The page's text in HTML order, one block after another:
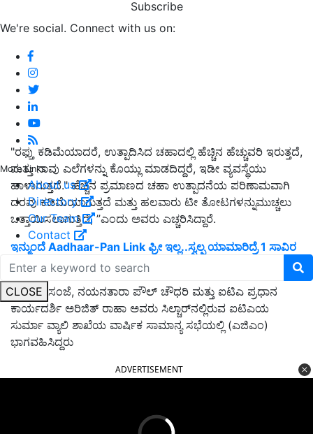
Subscribe
We're social. Connect with us on:
More Links
About us
Directory
Our Team
Contact
CLOSE
"ರಫ್ತು ಕಡಿಮೆಯಾದರೆ, ಉತ್ಪಾದಿಸಿದ ಚಹಾದಲ್ಲಿ ಹೆಚ್ಚಿನ ಹೆಚ್ಚುವರಿ ಇರುತ್ತದೆ,
ಮತ್ತು ನಾವು ಎಲೆಗಳನ್ನು ಕೊಯ್ಲು ಮಾಡದಿದ್ದರೆ, ಇಡೀ ವ್ಯವಸ್ಥೆಯು
ಹಾಳಾಗುತ್ತದೆ." ಹೆಚ್ಚಿನ ಪ್ರಮಾಣದ ಚಹಾ ಉತ್ಪಾದನೆಯ ಪರಿಣಾಮವಾಗಿ
ದರವು ಕಡಿಮೆಯಾಗುತ್ತದೆ ಮತ್ತು ಹಲವಾರು ಟೀ ತೋಟಗಳನ್ನುಮುಚ್ಚಲು
ಒತ್ತಾಯಿಸಲಾಗುತ್ತಿದೆ, ”ಎಂದು ಅವರು ಎಚ್ಚರಿಸಿದ್ದಾರೆ.
ಇನ್ಮುಂದೆ Aadhaar-Pan Link ಫ್ರೀ ಇಲ್ಲ..ಸ್ವಲ್ಪ ಯಾಮಾರಿದ್ರೆ 1 ಸಾವಿರ
Fine..
ಶನಿವಾರ ಸಂಜೆ, ನಯನತಾರಾ ಪೌಲ್ ಚೌಧರಿ ಮತ್ತು ಐಟಿಎ ಪ್ರಧಾನ
ಕಾರ್ಯದರ್ಶಿ ಅರಿಜಿತ್ ರಾಹಾ ಅವರು ಸಿಲ್ಚಾರ್‌ನಲ್ಲಿರುವ ಐಟಿಎಯ
ಸುರ್ಮಾ ವ್ಯಾಲಿ ಶಾಖೆಯ ವಾರ್ಷಿಕ ಸಾಮಾನ್ಯ ಸಭೆಯಲ್ಲಿ (ಎಜಿಎಂ)
ಭಾಗವಹಿಸಿದ್ದರು
ADVERTISEMENT